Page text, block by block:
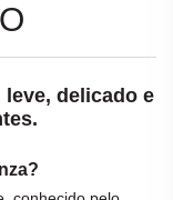
delicado e